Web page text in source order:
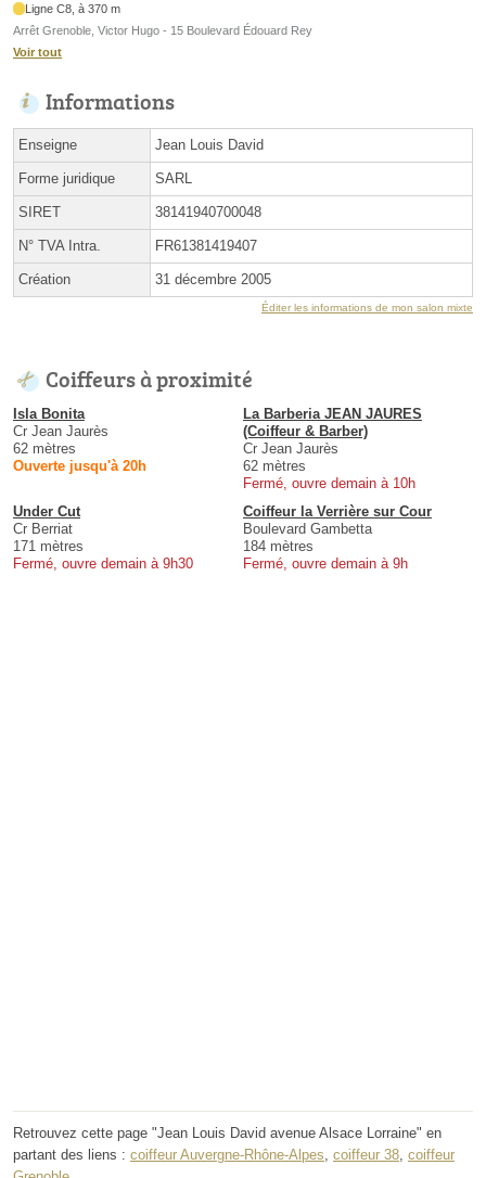
Ligne C8, à 370 m
Arrêt Grenoble, Victor Hugo - 15 Boulevard Édouard Rey
Voir tout
Informations
Enseigne Jean Louis David
Forme juridique SARL
SIRET 38141940700048
N° TVA Intra. FR61381419407
Création 31 décembre 2005
Éditer les informations de mon salon mixte
Coiffeurs à proximité
Isla Bonita
Cr Jean Jaurès
62 mètres
Ouverte jusqu'à 20h
La Barberia JEAN JAURES
(Coiffeur & Barber)
Cr Jean Jaurès
62 mètres
Fermé, ouvre demain à 10h
Under Cut
Cr Berriat
171 mètres
Fermé, ouvre demain à 9h30
Coiffeur la Verrière sur Cour
Boulevard Gambetta
184 mètres
Fermé, ouvre demain à 9h
Retrouvez cette page "Jean Louis David avenue Alsace Lorraine" en
partant des liens : coiffeur Auvergne-Rhône-Alpes coiffeur 38 coiffeur